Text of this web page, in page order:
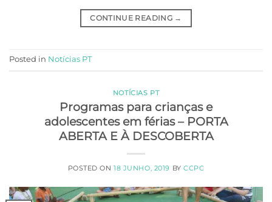
CONTINUE READING →
Posted in Notícias PT
NOTÍCIAS PT
Programas para crianças e
adolescentes em férias – PORTA
ABERTA E À DESCOBERTA
POSTED ON18 JUNHO, 2019 BYCCPC